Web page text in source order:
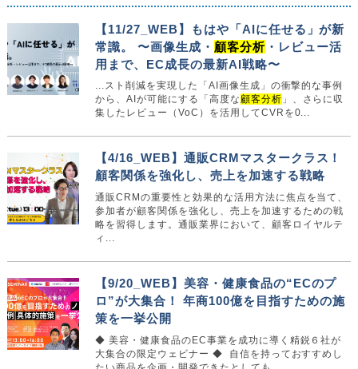
【11/27_WEB】もはや「AIに任せる」が新
常識。 〜画像生成・ 顧客分析・レビュー活
用まで、EC成長の最新AI戦略〜
...スト削減を実現した「AI画像生成」の衝撃的な事例
から、AIが可能にする「高度な顧客分析 」、さらに収
集したレビュー（VoC）を活用してCVRを0...
【4/16_WEB】通販CRMマスタークラス！
顧客関係を強化し、売上を加速する戦略
通販CRMの重要性と効果的な活用方法に焦点を当て、
参加者が顧客関係を強化し、売上を加速するための戦
略を習得します。通販業界において、顧客ロイヤルテ
ィ...
【9/20_WEB】美容・健康食品の“ECのプ
ロ”が大集合！ 年商100億を目指すための施
策を一挙公開
◆ 美容・健康食品のEC事業を成功に導く精鋭６社が
大集合の限定ウェビナー ◆ ‍ 自信を持っておすすめし